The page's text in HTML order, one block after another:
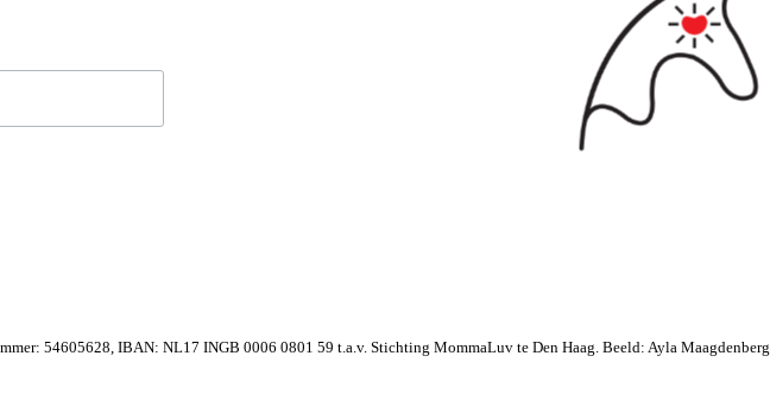
54605628, IBAN: NL17 INGB 0006 0801 59 t.a.v. Stichting MommaLuv te Den Haag. Beeld: Ayla Maagdenberg.